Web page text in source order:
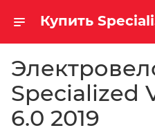
Specialized
6.0 2019